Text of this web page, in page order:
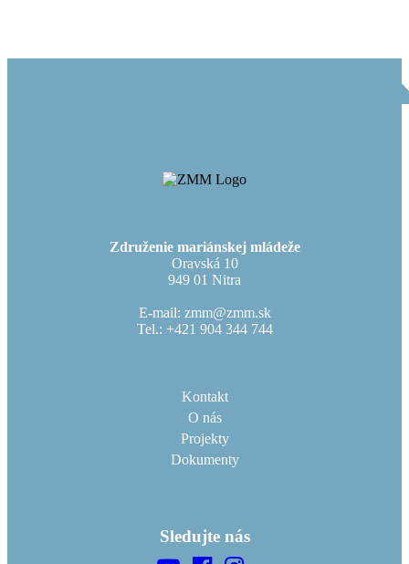
Združenie mariánskej mládeže
Oravská 10
949 01 Nitra
E-mail: zmm@zmm.sk
Tel.: +421 904 344 744
Kontakt
O nás
Projekty
Dokumenty
Sledujte nás